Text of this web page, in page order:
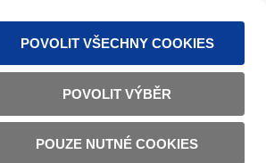
POVOLIT VŠECHNY COOKIES
POVOLIT VÝBĚR
POUZE NUTNÉ COOKIES
TEXTOVÁ VERZE ČESKY ENGLISH